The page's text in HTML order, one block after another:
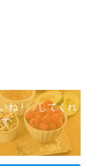
ね !」 してくれ